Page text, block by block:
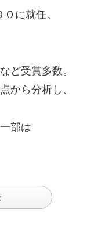
に就任。
ど受賞多数。
から分析し、
部は